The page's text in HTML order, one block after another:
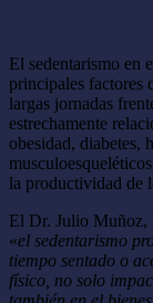
El sedentarismo en
principales factores
largas jornadas
estrechamente
obesidad, diabetes,
la productividad de
El Dr. Julio Muñoz,
«el sedentarismo
tiempo sentado o
físico, no solo